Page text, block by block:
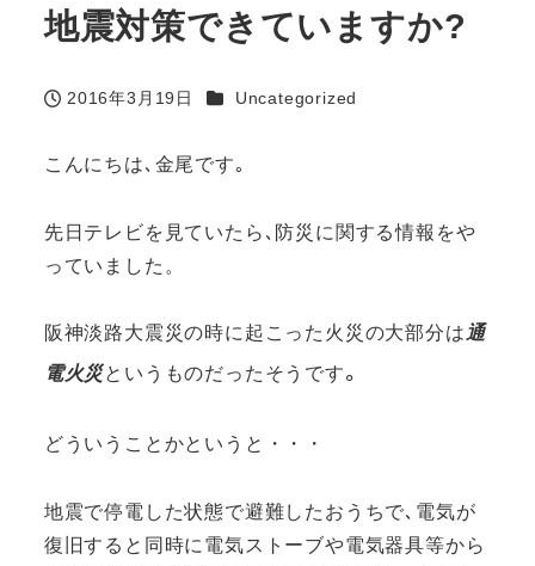
地震対策できていますか?
投稿日
2016年3月19日 カテゴリー
Uncategorized
こんにちは､金尾です｡
先日テレビを見ていたら､防災に関する情報をや
っていました。
阪神淡路大震災の時に起こった火災の大部分は 通
電火災というものだったそうです｡
どういうことかというと・・・
地震で停電した状態で避難したおうちで､電気が
復旧すると同時に電気ストーブや電気器具等から